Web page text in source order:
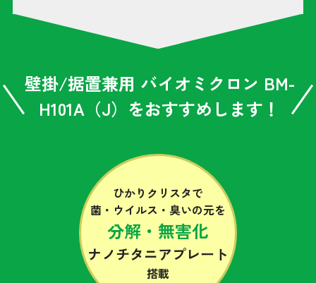
壁掛/据置兼用 バイオミクロン BM-
H101A（J）をおすすめします！
ひかりクリスタで
菌・ウイルス・臭いの元を
分解・無害化
ナノチタニアプレート
搭載